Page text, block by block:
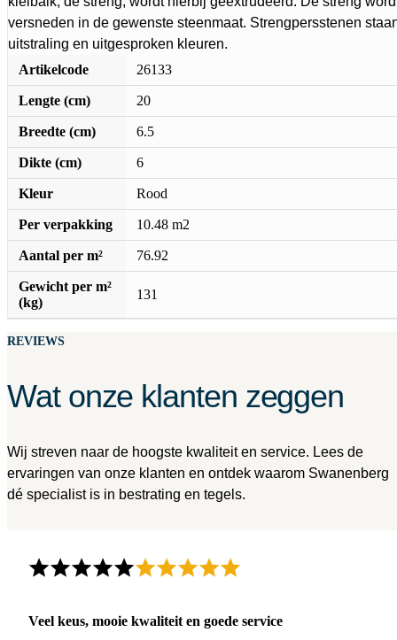
versneden in de gewenste steenmaat. Strengpersstenen
uitstraling en uitgesproken kleuren.
Artikelcode
26133
Lengte (cm) 20
Breedte (cm) 6.5
Dikte (cm) 6
Kleur Rood
Per verpakking 10.48 m2
Aantal per m² 76.92
Gewicht per m²
(kg)
131
REVIEWS
Wat onze klanten zeggen
Wij streven naar de hoogste kwaliteit en service. Lees de
ervaringen van onze klanten en ontdek waarom Swanenberg
dé specialist is in bestrating en tegels.
Veel keus, mooie kwaliteit en goede service